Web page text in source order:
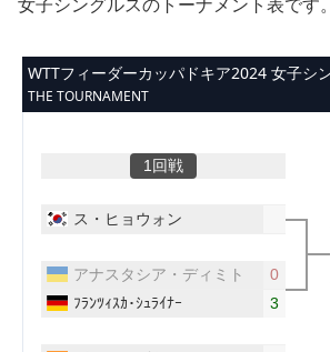
女子シングルスのトーナメント表です。